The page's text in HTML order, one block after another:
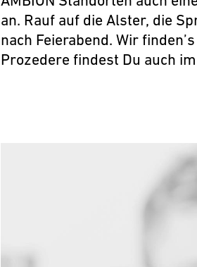
an. Rauf auf die Alster, die
nach Feierabend. Wir
Prozedere findest Du auch im